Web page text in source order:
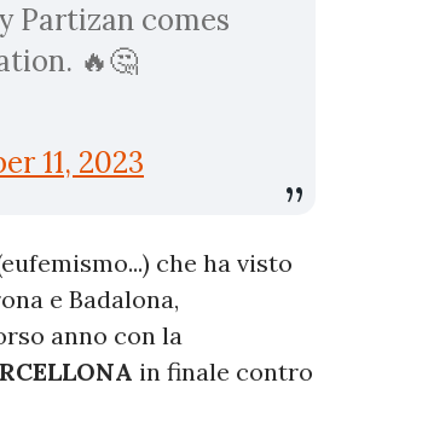
Partizan comes
🔥🤔
11, 2023
che ha visto
e Badalona,
anno con la
in finale contro